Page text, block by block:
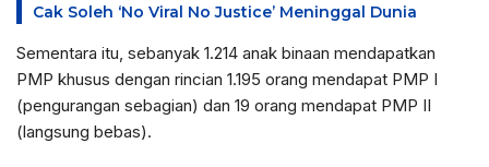
Cak Soleh ‘No Viral No Justice’ Meninggal Dunia
Sementara itu, sebanyak 1.214 anak binaan mendapatkan
PMP khusus dengan rincian 1.195 orang mendapat PMP I
(pengurangan sebagian) dan 19 orang mendapat PMP II
(langsung bebas).